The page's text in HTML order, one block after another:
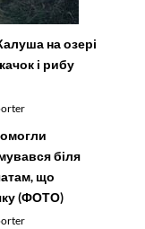
на озері
і рибу
біля
що
(ФОТО)